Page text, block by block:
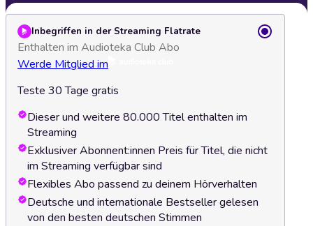
Inbegriffen in der Streaming Flatrate
Enthalten im Audioteka Club Abo
Werde Mitglied im
Teste 30 Tage gratis
Dieser und weitere 80.000 Titel enthalten im
Streaming
Exklusiver Abonnent:innen Preis für Titel, die nicht
im Streaming verfügbar sind
Flexibles Abo passend zu deinem Hörverhalten
Deutsche und internationale Bestseller gelesen
von den besten deutschen Stimmen